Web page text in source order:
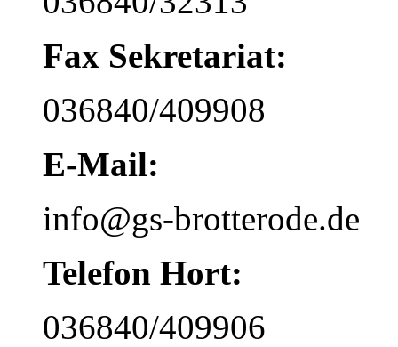
Fax Sekretariat:
036840/409908
E-Mail:
info@gs-brotterode.de
Telefon Hort:
036840/409906